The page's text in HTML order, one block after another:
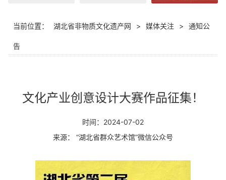
当前位置： 湖北省非物质文化遗产网 > 媒体关注 > 通知公
告
文化产业创意设计大赛作品征集！
时间：2024-07-02
来源： “湖北省群众艺术馆”微信公众号